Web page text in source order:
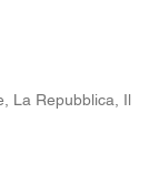
La Repubblica, Il